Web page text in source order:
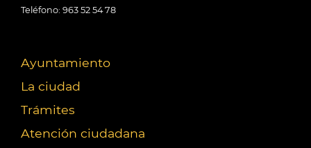
Teléfono: 963 52 54 78
Ayuntamiento
La ciudad
Trámites
Atención ciudadana